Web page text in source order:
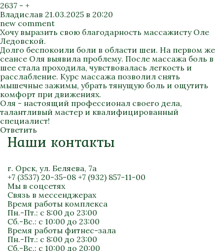
2637 - +
Владислав 21.03.2025 в 20:20
new comment
Хочу выразить свою благодарность массажисту Оле
Ледовской.
Долго беспокоили боли в области шеи. На первом же
сеансе Оля выявила проблему. После массажа боль в
шее стала проходила, чувствовалась легкость и
расслабление. Курс массажа позволил снять
мышечные зажимы, убрать тянущую боль и ощутить
комфорт при движениях.
Оля - настоящий профессионал своего дела,
талантливый мастер и квалифицированный
специалист!
Ответить
Наши контакты
г. Орск, ул. Беляева, 7а
+7 (3537) 20-35-08 +7 (932) 857-11-00
Мы в соцсетях
Связь в мессенджерах
Время работы комплекса
Пн.-Пт.: с 8:00 до 23:00
Сб.-Вс.: с 10:00 до 23:00
Время работы фитнес-зала
Пн.-Пт.: с 8:00 до 23:00
Сб.-Вс.: с 10:00 до 20:00